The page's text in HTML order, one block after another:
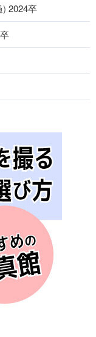
) 2024卒